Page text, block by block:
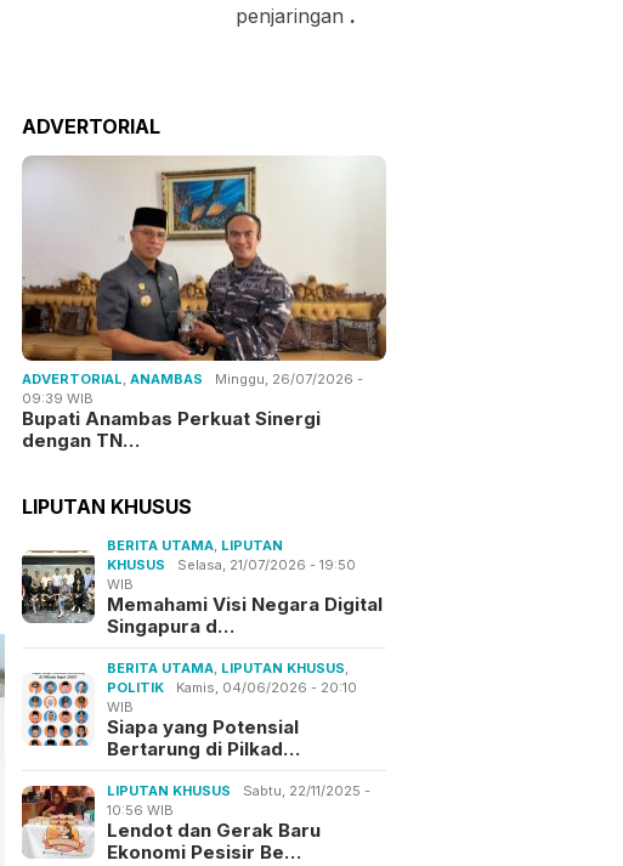
penjaringan .
ADVERTORIAL
ADVERTORIAL,ANAMBAS
Minggu, 26/07/2026 -
09:39 WIB
Bupati Anambas Perkuat Sinergi
dengan TN…
LIPUTAN KHUSUS
BERITA UTAMA, LIPUTAN
KHUSUS
Selasa, 21/07/2026 - 19:50
WIB
Memahami Visi Negara Digital
Singapura d…
BERITA UTAMA, LIPUTAN KHUSUS,
POLITIK
Kamis, 04/06/2026 - 20:10
WIB
Siapa yang Potensial
Bertarung di Pilkad…
LIPUTAN KHUSUS
Sabtu, 22/11/2025 -
10:56 WIB
Lendot dan Gerak Baru
Ekonomi Pesisir Be…